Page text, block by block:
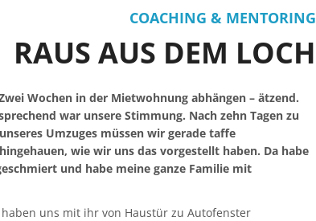
COACHING & MENTORING
RAUS AUS DEM LOCH
Wochen in der Mietwohnung abhängen – ätzend.
war unsere Stimmung. Nach zehn Tagen zu
Umzuges müssen wir gerade taffe
wie wir uns das vorgestellt haben. Da habe
und habe meine ganze Familie mit
uns mit ihr von Haustür zu Autofenster